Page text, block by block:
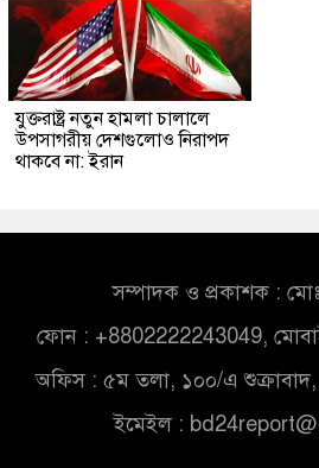
যুক্তরাষ্ট্র নতুন হামলা চালালে
উপসাগরীয় দেশগুলোও নিরাপদ
থাকবে না: ইরান
সম্পাদক ও প্রকাশক :
ফোন : +8802222243049,
অফিস : ৫ম তলা, ১০০/এ শুক্রাবাদ,
ইমেইল :